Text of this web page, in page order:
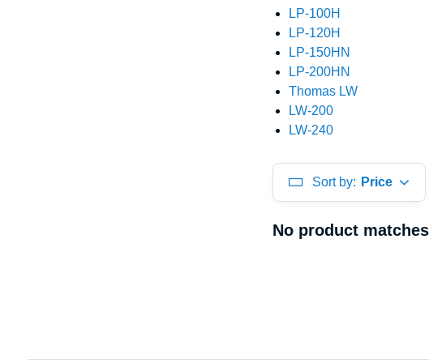
LP-100H
LP-120H
LP-150HN
LP-200HN
Thomas LW
LW-200
LW-240
Sort by: Price